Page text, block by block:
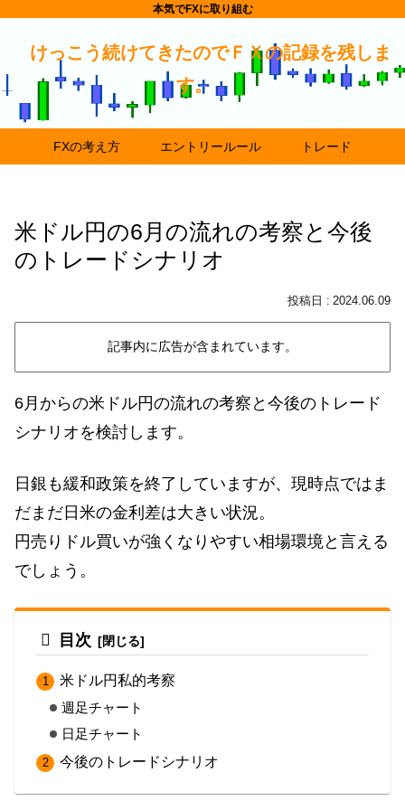
本気でFXに取り組む
けっこう続けてきたのでＦＸの記録を残しま
す。
FXの考え方 エントリールール トレード
米ドル円の6月の流れの考察と今後
のトレードシナリオ
2024.06.09
記事内に広告が含まれています。
6月からの米ドル円の流れの考察と今後のトレード
シナリオを検討します。
日銀も緩和政策を終了していますが、現時点ではま
だまだ日米の金利差は大きい状況。
円売りドル買いが強くなりやすい相場環境と言える
でしょう。
目次
米ドル円私的考察
週足チャート
日足チャート
今後のトレードシナリオ